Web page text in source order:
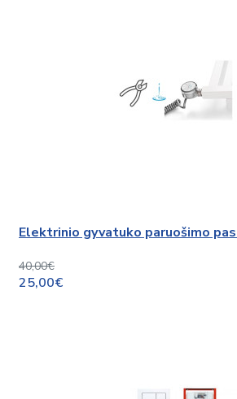
Elektrinio gyvatuko paruošimo
40,00€
25,00€